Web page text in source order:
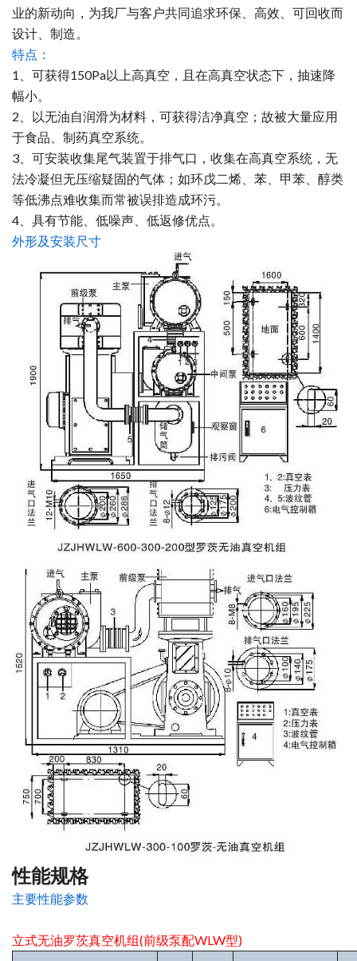
业的新动向，为我厂与客户共同追求环保、高效、可回收而
设计、制造。
特点：
1、可获得150Pa以上高真空，且在高真空状态下，抽速降
幅小。
2、以无油自润滑为材料，可获得洁净真空；故被大量应用
于食品、制药真空系统。
3、可安装收集尾气装置于排气口，收集在高真空系统，无
法冷凝但无压缩疑固的气体；如环戊二烯、苯、甲苯、醇类
等低沸点难收集而常被误排造成环污。
4、具有节能、低噪声、低返修优点。
外形及安装尺寸
性能规格
主要性能参数
立式无油罗茨真空机组(前级泵配WLW型)